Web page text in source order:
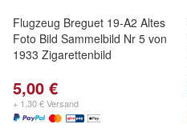
Flugzeug Breguet 19-A2 Altes
Foto Bild Sammelbild Nr 5 von
1933 Zigarettenbild
5,00 €
+ 1,30 € Versand